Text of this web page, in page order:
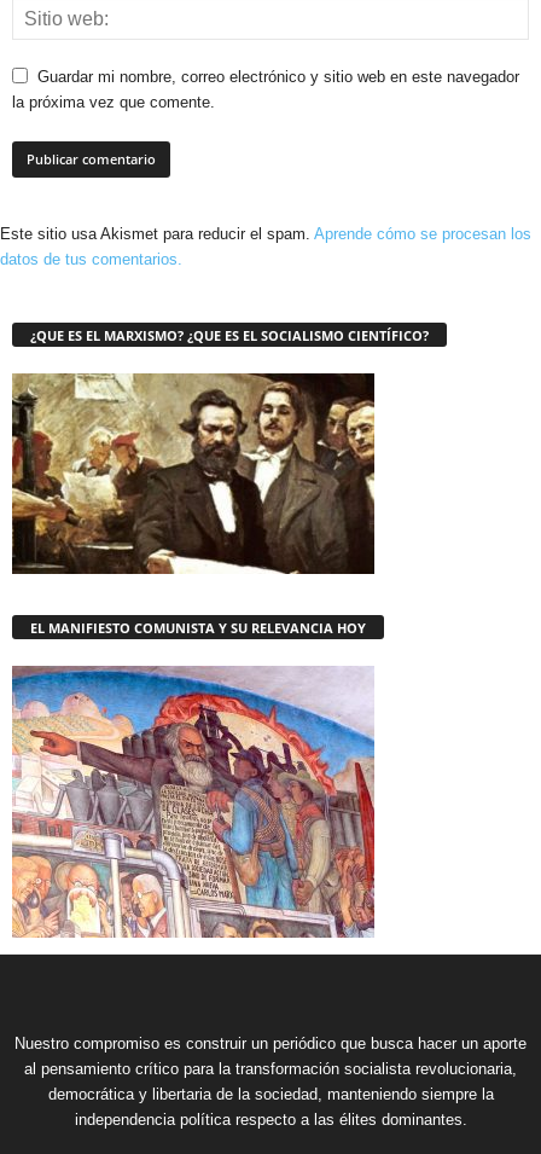
Guardar mi nombre, correo electrónico y sitio web en este navegador
la próxima vez que comente.
Este sitio usa Akismet para reducir el spam. Aprende cómo se procesan los
datos de tus comentarios.
¿QUE ES EL MARXISMO? ¿QUE ES EL SOCIALISMO CIENTÍFICO?
EL MANIFIESTO COMUNISTA Y SU RELEVANCIA HOY
Nuestro compromiso es construir un periódico que busca hacer un aporte
al pensamiento crítico para la transformación socialista revolucionaria,
democrática y libertaria de la sociedad, manteniendo siempre la
independencia política respecto a las élites dominantes.